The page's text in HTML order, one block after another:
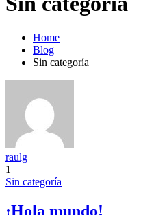
Home
Blog
Sin categoría
raulg
1
Sin categoría
¡Hola mundo!